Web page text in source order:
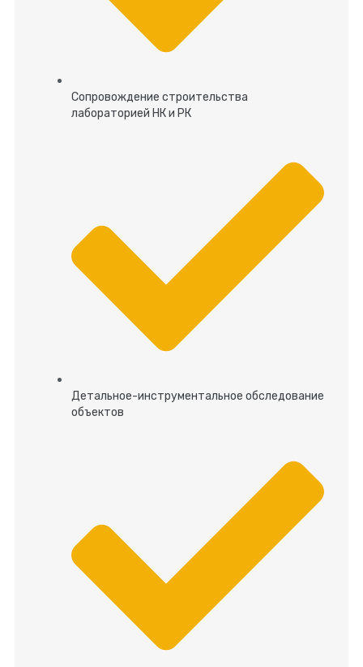
Сопровождение строительства
лабораторией НК и РК
Детальное-инструментальное обследование
объектов